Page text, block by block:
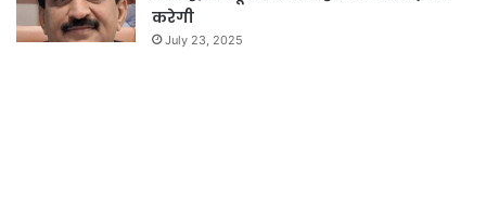
करेगी
July 23, 2025